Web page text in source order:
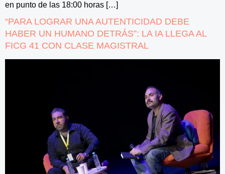
en punto de las 18:00 horas […]
“PARA LOGRAR UNA AUTENTICIDAD DEBE
HABER UN HUMANO DETRÁS”: LA IA LLEGA AL
FICG 41 CON CLASE MAGISTRAL